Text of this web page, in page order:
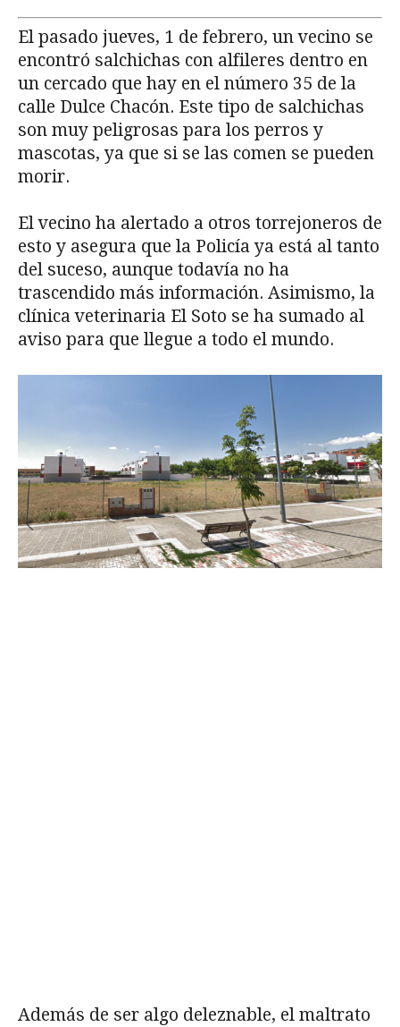
El pasado jueves, 1 de febrero, un vecino se
encontró salchichas con alfileres dentro en
un cercado que hay en el número 35 de la
calle Dulce Chacón. Este tipo de salchichas
son muy peligrosas para los perros y
mascotas, ya que si se las comen se pueden
morir.
El vecino ha alertado a otros torrejoneros de
esto y asegura que la Policía ya está al tanto
del suceso, aunque todavía no ha
trascendido más información. Asimismo, la
clínica veterinaria El Soto se ha sumado al
aviso para que llegue a todo el mundo.
Además de ser algo deleznable, el maltrato